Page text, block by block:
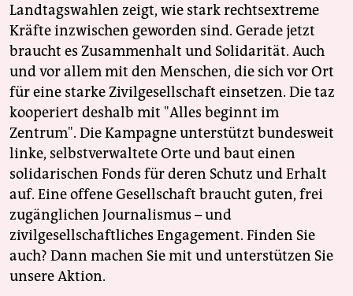
Landtagswahlen zeigt, wie stark rechtsextreme
Kräfte inzwischen geworden sind. Gerade jetzt
braucht es Zusammenhalt und Solidarität. Auch
und vor allem mit den Menschen, die sich vor Ort
für eine starke Zivilgesellschaft einsetzen. Die taz
kooperiert deshalb mit "Alles beginnt im
Zentrum". Die Kampagne unterstützt bundesweit
linke, selbstverwaltete Orte und baut einen
solidarischen Fonds für deren Schutz und Erhalt
auf. Eine offene Gesellschaft braucht guten, frei
zugänglichen Journalismus – und
zivilgesellschaftliches Engagement. Finden Sie
auch? Dann machen Sie mit und unterstützen Sie
unsere Aktion.